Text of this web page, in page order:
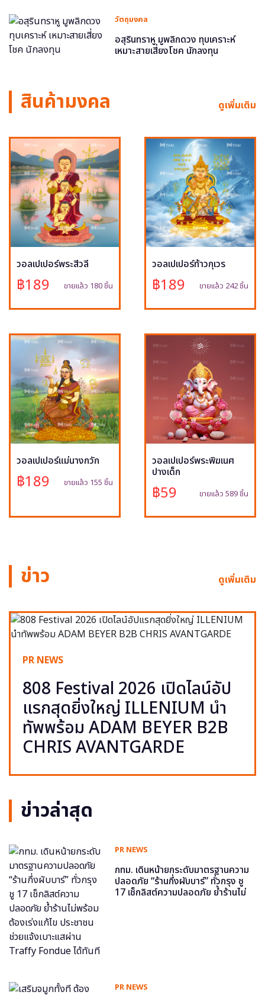
วัตถุมงคล
อสุรินทราหู มูพลิกดวง ทุบเคราะห์
เหมาะสายเสี่ยงโชค นักลงทุน
สินค้ามงคล ดูเพิ่มเติม
วอลเปเปอร์พระสีวลี
฿189 ขายแล้ว 180 ชิ้น
วอลเปเปอร์ท้าวกุเวร
฿189 ขายแล้ว 242 ชิ้น
วอลเปเปอร์แม่นางกวัก
฿189 ขายแล้ว 155 ชิ้น
วอลเปเปอร์พระพิฆเนศ
ปางเด็ก
฿59 ขายแล้ว 589 ชิ้น
ข่าว ดูเพิ่มเติม
PR NEWS
808 Festival 2026 เปิดไลน์อัป
แรกสุดยิ่งใหญ่ ILLENIUM นำ
ทัพพร้อม ADAM BEYER B2B
CHRIS AVANTGARDE
ข่าวล่าสุด
PR NEWS
กทม. เดินหน้ายกระดับมาตรฐานความ
ปลอดภัย “ร้านกึ่งผับบาร์” ทั่วกรุง ชู
17 เช็กลิสต์ความปลอดภัย ย้ำร้านไม่
PR NEWS